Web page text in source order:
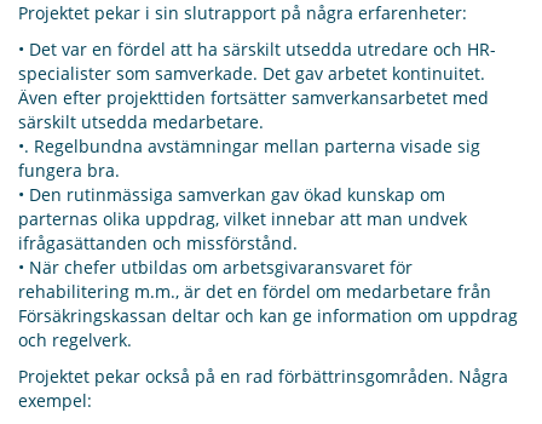
Projektet pekar i sin slutrapport på några erfarenheter:
• Det var en fördel att ha särskilt utsedda utredare och HR-
specialister som samverkade. Det gav arbetet kontinuitet.
Även efter projekttiden fortsätter samverkansarbetet med
särskilt utsedda medarbetare.
•. Regelbundna avstämningar mellan parterna visade sig
fungera bra.
• Den rutinmässiga samverkan gav ökad kunskap om
parternas olika uppdrag, vilket innebar att man undvek
ifrågasättanden och missförstånd.
• När chefer utbildas om arbetsgivaransvaret för
rehabilitering m.m., är det en fördel om medarbetare från
Försäkringskassan deltar och kan ge information om uppdrag
och regelverk.
Projektet pekar också på en rad förbättrinsgområden. Några
exempel: